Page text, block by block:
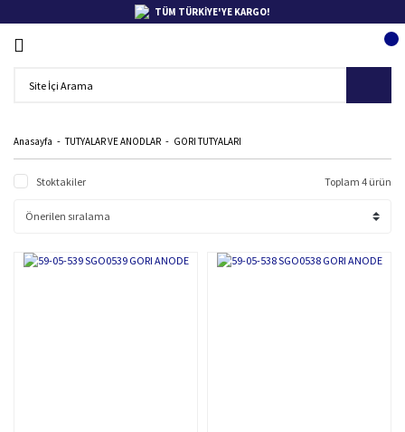
TÜM TÜRKİYE'YE KARGO!
Anasayfa TUTYALAR VE ANODLAR GORI TUTYALARI
Stoktakiler Toplam 4 ürün